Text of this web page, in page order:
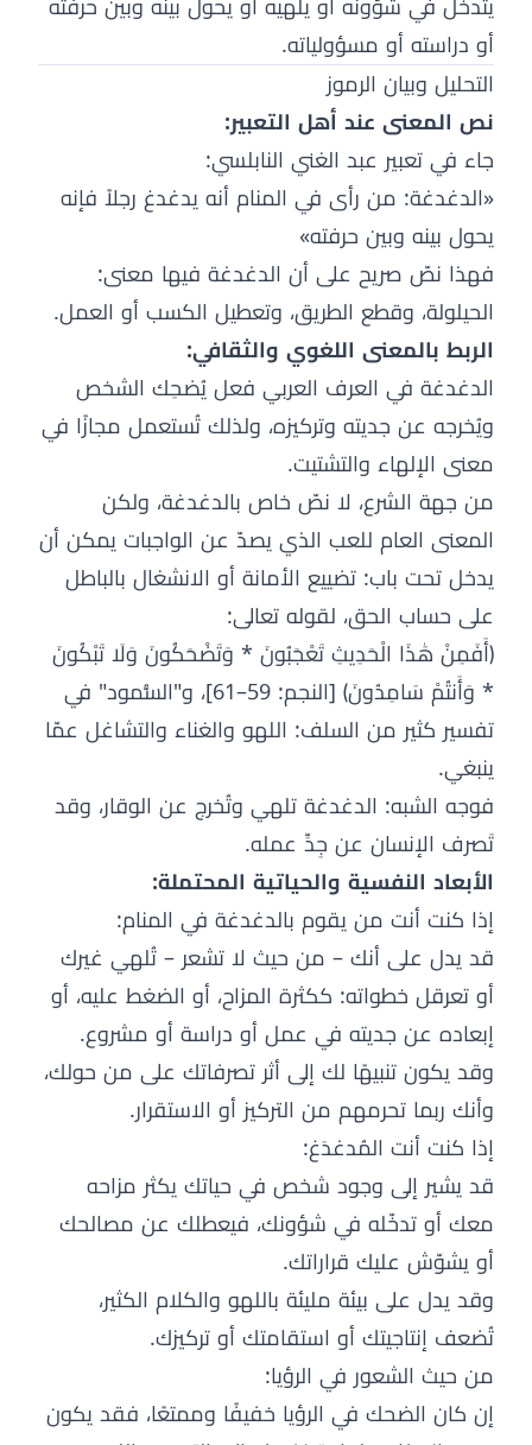
أو دراسته أو مسؤولياته.
التحليل وبيان الرموز
نص المعنى عند أهل التعبير:
جاء في تعبير عبد الغني النابلسي:
«الدغدغة: من رأى في المنام أنه يدغدغ رجلاً فإنه
يحول بينه وبين حرفته»
فهذا نصّ صريح على أن الدغدغة فيها معنى:
الحيلولة، وقطع الطريق، وتعطيل الكسب أو العمل.
الربط بالمعنى اللغوي والثقافي:
الدغدغة في العرف العربي فعل يُضحِك الشخص
ويُخرجه عن جديته وتركيزه، ولذلك تُستعمل مجازًا في
معنى الإلهاء والتشتيت.
من جهة الشرع، لا نصّ خاص بالدغدغة، ولكن
المعنى العام للعب الذي يصدّ عن الواجبات يمكن أن
يدخل تحت باب: تضييع الأمانة أو الانشغال بالباطل
على حساب الحق، لقوله تعالى:
﴿أَفَمِنْ هَٰذَا الْحَدِيثِ تَعْجَبُونَ * وَتَضْحَكُونَ وَلَا تَبْكُونَ
* وَأَنتُمْ سَامِدُونَ﴾ [النجم: 59–61]، و"السُّمود" في
تفسير كثير من السلف: اللهو والغناء والتشاغل عمّا
ينبغي.
فوجه الشبه: الدغدغة تلهي وتُخرج عن الوقار، وقد
تَصرف الإنسان عن جِدِّ عمله.
الأبعاد النفسية والحياتية المحتملة:
إذا كنت أنت من يقوم بالدغدغة في المنام:
قد يدل على أنك – من حيث لا تشعر – تُلهي غيرك
أو تعرقل خطواته: ككثرة المزاح، أو الضغط عليه، أو
إبعاده عن جديته في عمل أو دراسة أو مشروع.
وقد يكون تنبيهًا لك إلى أثر تصرفاتك على من حولك،
وأنك ربما تحرمهم من التركيز أو الاستقرار.
إذا كنت أنت المُدغدَغ:
قد يشير إلى وجود شخص في حياتك يكثر مزاحه
معك أو تدخّله في شؤونك، فيعطلك عن مصالحك
أو يشوّش عليك قراراتك.
وقد يدل على بيئة مليئة باللهو والكلام الكثير،
تُضعف إنتاجيتك أو استقامتك أو تركيزك.
من حيث الشعور في الرؤيا:
إن كان الضحك في الرؤيا خفيفًا وممتعًا، فقد يكون